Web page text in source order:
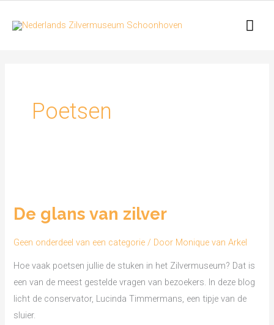
naar
Poetsen
De glans van zilver
Geen onderdeel van een categorie / Door Monique van Arkel
Hoe vaak poetsen jullie de stuken in het Zilvermuseum? Dat is
een van de meest gestelde vragen van bezoekers. In deze blog
licht de conservator, Lucinda Timmermans, een tipje van de
sluier.
van